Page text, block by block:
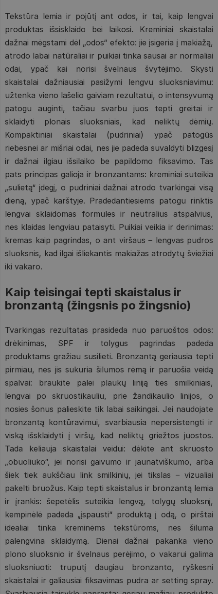
Tekstūra lemia ir pojūtį ant odos, ir tai, kaip lengvai
produktas išsisklaido bei laikosi. Kreminiai skaistalai
dažnai mėgstami dėl „odos“ efekto: jie įsigeria į makiažą,
atrodo labai natūraliai ir puikiai tinka sausai ar normaliai
odai, ypač kai norisi švelnaus švytėjimo. Skysti
skaistalai dažniausiai pasižymi lengvu sluoksniavimu:
užtenka vieno lašelio gaiviam rezultatui, o intensyvumą
patogu auginti, tačiau svarbu juos tepti greitai ir
sklaidyti plonais sluoksniais, kad neliktų dėmių.
Kompaktiniai skaistalai (pudriniai) ypač patogūs
riebesnei ar mišriai odai, nes jie padeda suvaldyti blizgesį
ir dažnai ilgiau išsilaiko be papildomo fiksavimo. Tas
pats principas galioja ir bronzantams: kreminiai suteikia
„sulietą“ įdegį, o pudriniai dažnai atrodo tvarkingai visą
dieną, ypač karštyje. Pradedantiesiems patogu rinktis
lengvai sklaidomas formules ir neutralius atspalvius,
nes klaidas lengviau pataisyti. Puikiai veikia ir derinimas:
kremas kaip pagrindas, o ant viršaus – lengvas pudros
sluoksnis, kad ilgai išliekantis makiažas atrodytų šviežiai
iki vakaro.
Kaip teisingai tepti skaistalus ir
bronzantą (žingsnis po žingsnio)
Tvarkingas rezultatas prasideda nuo paruoštos odos:
drėkinimas, SPF ir tolygus pagrindas padeda
produktams gražiau susilieti. Bronzantą geriausia tepti
pirmiau, nes jis sukuria šilumos rėmą ir paruošia veidą
spalvai: braukite palei plaukų liniją ties smilkiniais,
lengvai po skruostikauliu, prie žandikaulio linijos, o
nosies šonus palieskite tik labai saikingai. Jei naudojate
bronzantą kontūravimui, svarbiausia nepersistengti ir
viską išsklaidyti į viršų, kad neliktų griežtos juostos.
Tada keliauja skaistalai veidui: dėkite ant skruosto
„obuoliuko“, jei norisi gaivumo ir jaunatviškumo, arba
šiek tiek aukščiau link smilkinių, jei tikslas – vizualiai
pakelti bruožus. Kaip tepti skaistalus ir bronzantą lemia
ir įrankis: šepetėlis suteikia lengvą, tolygų sluoksnį,
kempinėlė padeda „įspausti“ produktą į odą, o pirštai
idealiai tinka kreminėms tekstūroms, nes šiluma
palengvina sklaidymą. Dienai dažnai pakanka vieno
plono sluoksnio ir švelnaus perėjimo, o vakarui galima
sluoksniuoti: truputį daugiau bronzanto, ryškesni
skaistalai ir galiausiai fiksavimas pudra ar setting spray.